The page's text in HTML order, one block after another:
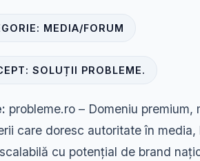
MEDIA/FORUM
SOLUȚII PROBLEME.
probleme.ro – Domeniu
care doresc autoritate în
cu potențial de brand